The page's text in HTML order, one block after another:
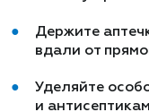
Держите
вдали от
Уделяйте
и